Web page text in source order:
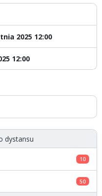
2025 12:00
12:00
dystansu
10
50